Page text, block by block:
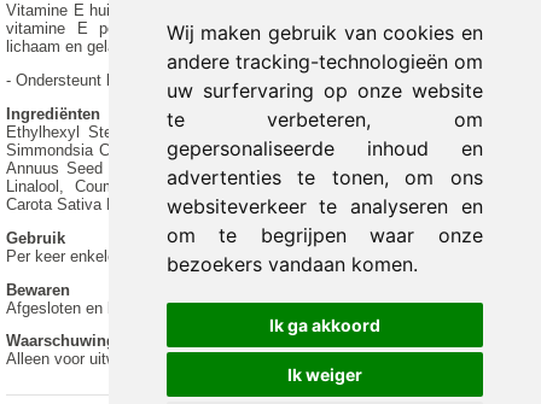
Wij maken gebruik van cookies en
andere tracking-technologieën om
uw surfervaring op onze website
te verbeteren, om
gepersonaliseerde inhoud en
advertenties te tonen, om ons
websiteverkeer te analyseren en
om te begrijpen waar onze
bezoekers vandaan komen.
Ik ga akkoord
Ik weiger
Vitamine E huidolie. Deze huidolie trekt snel in, is niet vettig en bevat 30 IE
vitamine E per ml, jojoba, bètacaroteen en calendula. Geschikt voor
lichaam en gelaat.
- Ondersteunt herstel
Ingrediënten
Ethylhexyl Stearate, Glycine Soja Oil, Decyl Oleate, Tocopheryl Acetate,
Simmondsia Chinensis Seed Oil, Parfum, Bisabolol, Tocopherol, Helianthus
Annuus Seed Oil, Hydroxycitronellal, Calendula Officinalis Flower Extract,
Linalool, Coumarin, Citronellol, Hexyl Cinnamal, Beta-Carotene, Daucus
Carota Sativa Root Extract, Alpha-Isomethyl Ionone, Geraniol, Eugenol.
Gebruik
Per keer enkele druppels zuinig inmasseren op de gewenste lichaamsdelen.
Bewaren
Afgesloten en buiten bereik van kinderen bewaren.
Waarschuwingen
Alleen voor uitwendig gebruik.